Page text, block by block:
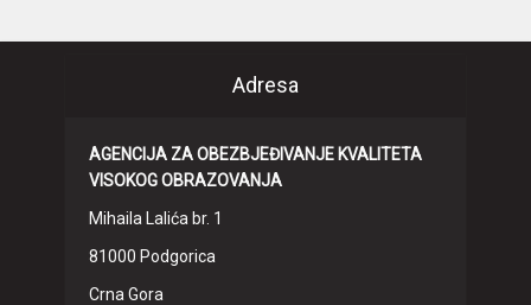
Adresa
AGENCIJA ZA OBEZBJEĐIVANJE KVALITETA
VISOKOG OBRAZOVANJA
Mihaila Lalića br. 1
81000 Podgorica
Crna Gora